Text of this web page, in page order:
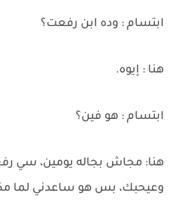
ابتسام : وده ابن رفعت؟
هنا : إيوه.
ابتسام : هو فين؟
هنا: مجاش بجاله يومين، سي
وعيحبك، بس هو ساعدني لما